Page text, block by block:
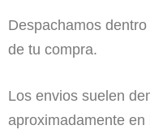
Despachamos
de tu compra.
Los envios suelen
aproximadamente